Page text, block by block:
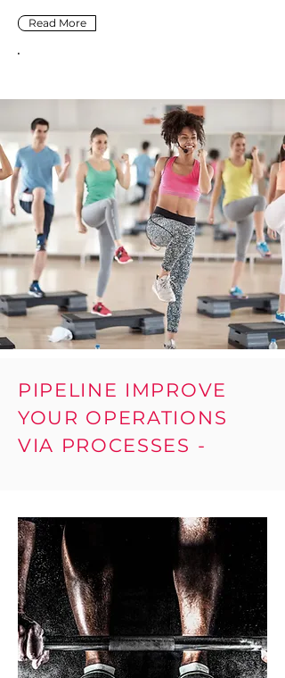
Read More
PIPELINE IMPROVE
YOUR OPERATIONS
VIA PROCESSES -